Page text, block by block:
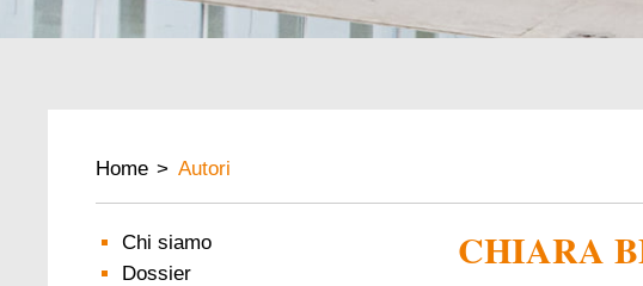
BREADCRUMB
Home Autori
Chi siamo
Dossier
CHIARA